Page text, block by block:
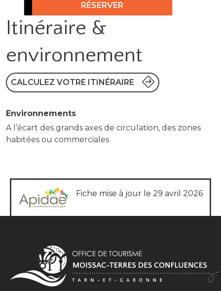
RÉSERVER
Itinéraire &
environnement
CALCULEZ VOTRE ITINÉRAIRE
Environnements
A l’écart des grands axes de circulation, des zones
habitées ou commerciales
Fiche mise à jour le 29 avril 2026